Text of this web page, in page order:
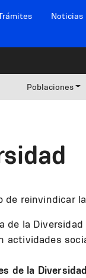
Noticias
Poblaciones
reinvindicar
de la
actividades
de la